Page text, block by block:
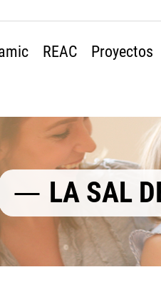
REAC Proyectos
LA SAL